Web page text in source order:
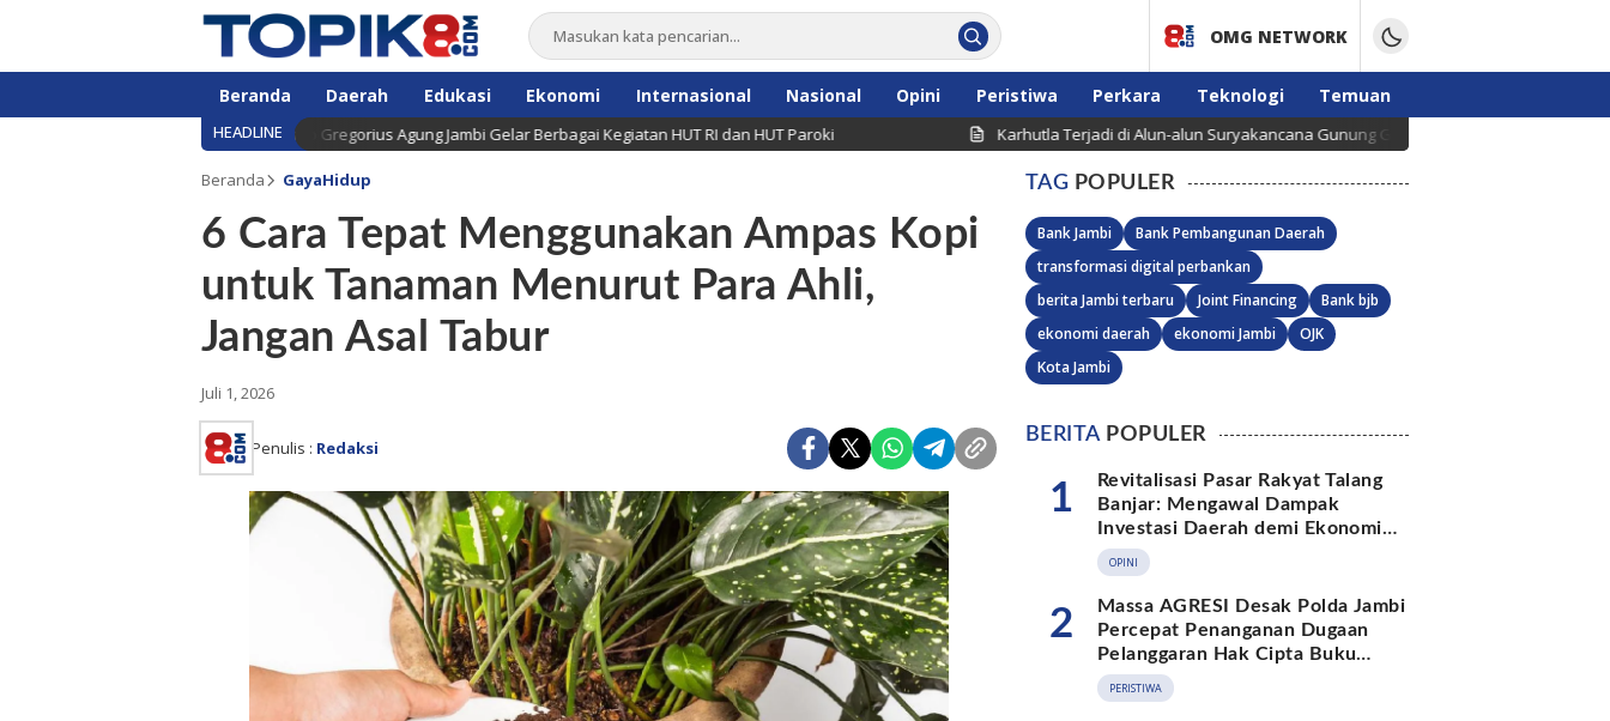
OMG NETWORK
Beranda Daerah Edukasi Ekonomi Internasional Nasional Opini Peristiwa Perkara Teknologi Temuan
HEADLINE
Penuh Sukacita, Paroki Santo Gregorius Agung Jambi Gelar Berbagai Kegiatan HUT RI dan HUT Paroki Karhutla Terjadi di Alun-alun Suryakancana Gunung Gede Pangrango, Api Berhasil Dipadamka
Beranda GayaHidup
6 Cara Tepat Menggunakan Ampas Kopi
untuk Tanaman Menurut Para Ahli,
Jangan Asal Tabur
Juli 1, 2026
Penulis : Redaksi
TAG POPULER
Bank Jambi
Bank Pembangunan Daerah
transformasi digital perbankan
berita Jambi terbaru
Joint Financing
Bank bjb
ekonomi daerah
ekonomi Jambi
OJK
Kota Jambi
BERITAPOPULER
1
Revitalisasi Pasar Rakyat Talang
Banjar: Mengawal Dampak
Investasi Daerah demi Ekonomi
Berkelanjutan
OPINI
2
Massa AGRESI Desak Polda Jambi
Percepat Penanganan Dugaan
Pelanggaran Hak Cipta Buku
Hukum Adat Melayu Jambi
PERISTIWA